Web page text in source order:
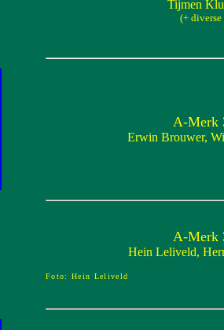
Tijmen
(+
A-Merk
Erwin Brouwer,
A-Merk
Hein Leliveld,
Foto: Hein Leliveld